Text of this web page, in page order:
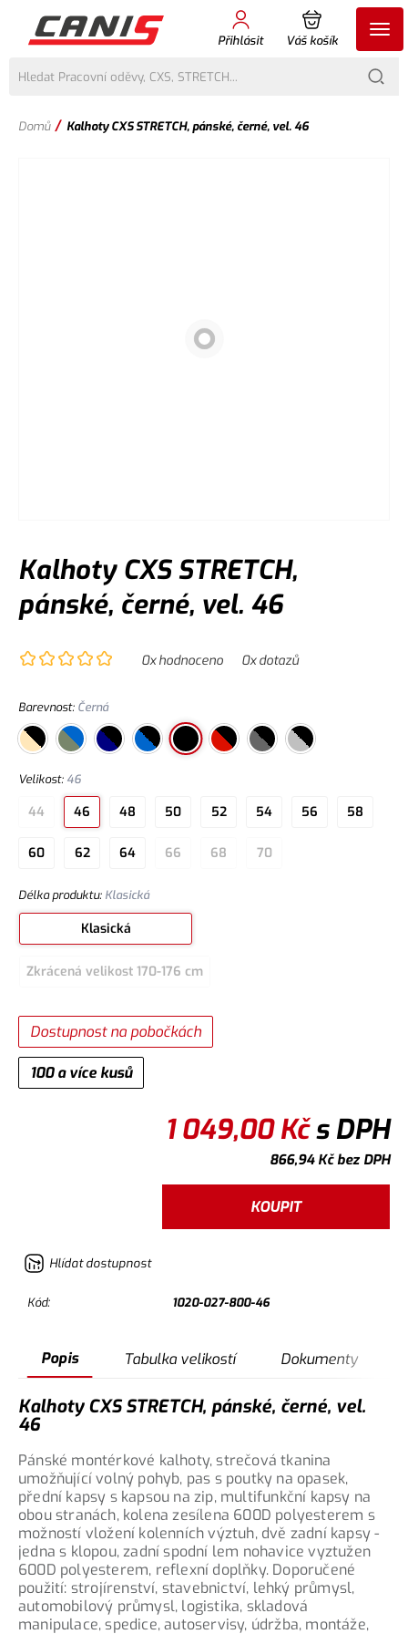
Přihlásit Váš košík
Domů / Kalhoty CXS STRETCH, pánské, černé, vel. 46
Kalhoty CXS STRETCH,
pánské, černé, vel. 46
0x hodnoceno 0x dotazů
Barevnost: Černá
Velikost: 46
44 46 48 50 52 54 56 58
60 62 64 66 68 70
Délka produktu: Klasická
Klasická
Zkrácená velikost 170-176 cm
100 a více kusů
Dostupnost na pobočkách
1 049,00Kčs DPH
866,94Kčbez DPH
KOUPIT
Hlídat dostupnost
Kód: 1020-027-800-46
Popis Tabulka velikostí Dokumenty
Kalhoty CXS STRETCH, pánské, černé, vel.
46
Pánské montérkové kalhoty, strečová tkanina
umožňující volný pohyb, pas s poutky na opasek,
přední kapsy s kapsou na zip, multifunkční kapsy na
obou stranách, kolena zesílena 600D polyesterem s
možností vložení kolenních výztuh, dvě zadní kapsy -
jedna s klopou, zadní spodní lem nohavice vyztužen
600D polyesterem, reflexní doplňky. Doporučené
použití: strojírenství, stavebnictví, lehký průmysl,
automobilový průmysl, logistika, skladová
manipulace, spedice, autoservisy, údržba, montáže,